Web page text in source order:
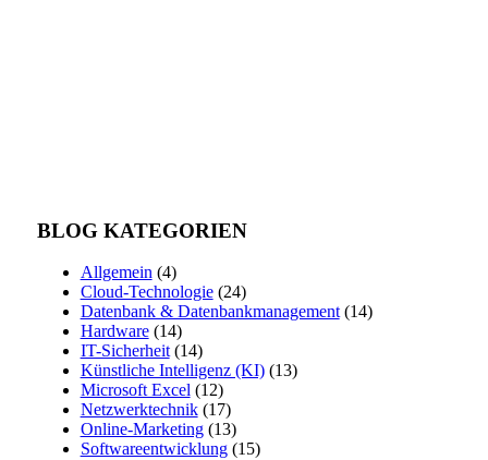
BLOG KATEGORIEN
Allgemein (4)
Cloud-Technologie(24)
Datenbank & Datenbankmanagement(14)
Hardware(14)
IT-Sicherheit(14)
Künstliche Intelligenz (KI)(13)
Microsoft Excel (12)
Netzwerktechnik(17)
Online-Marketing(13)
Softwareentwicklung(15)